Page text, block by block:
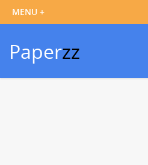
Paperzz